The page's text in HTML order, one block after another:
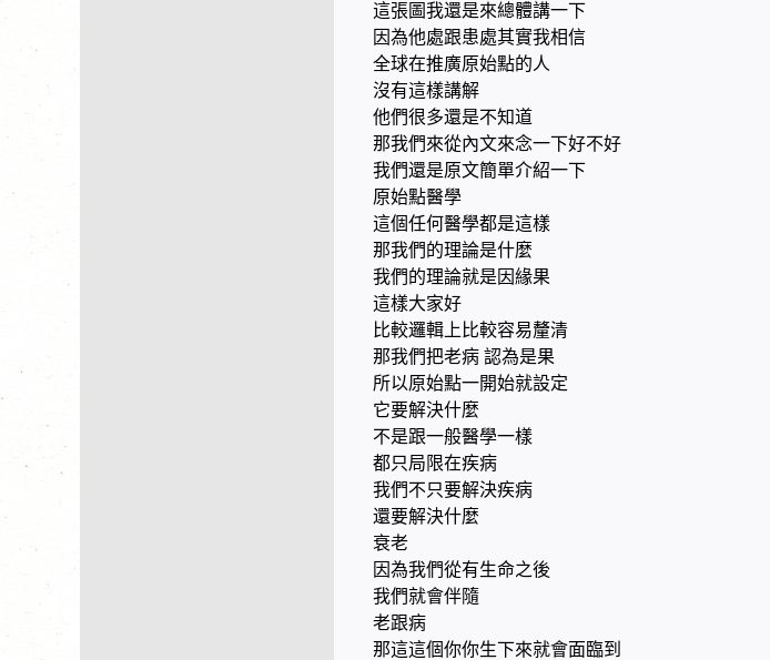
這張圖我還是來總體講一下
因為他處跟患處其實我相信
全球在推廣原始點的人
沒有這樣講解
他們很多還是不知道
那我們來從內文來念一下好不好
我們還是原文簡單介紹一下
原始點醫學
這個任何醫學都是這樣
那我們的理論是什麼
我們的理論就是因緣果
這樣大家好
比較邏輯上比較容易釐清
那我們把老病 認為是果
所以原始點一開始就設定
它要解決什麼
不是跟一般醫學一樣
都只局限在疾病
我們不只要解決疾病
還要解決什麼
衰老
因為我們從有生命之後
我們就會伴隨
老跟病
那這這個你你生下來就會面臨到